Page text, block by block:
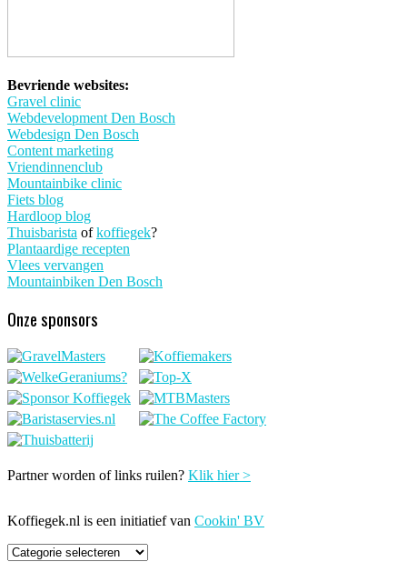
Bevriende websites:
Gravel clinic
Webdevelopment Den Bosch
Webdesign Den Bosch
Content marketing
Vriendinnenclub
Mountainbike clinic
Fiets blog
Hardloop blog
Thuisbarista ofkoffiegek?
Plantaardige recepten
Vlees vervangen
Mountainbiken Den Bosch
Onze sponsors
Partner worden of links ruilen? Klik hier >
Koffiegek.nl is een initiatief van Cookin' BV
Categorieën